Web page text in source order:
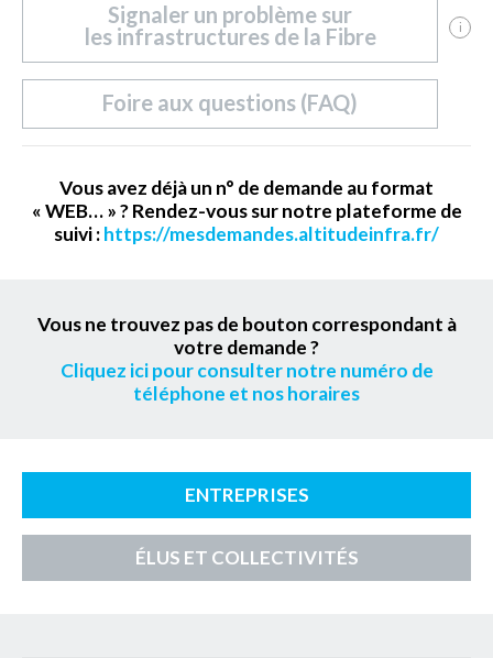
Signaler un problème sur
les infrastructures de la Fibre
i
Foire aux questions (FAQ)
Vous avez déjà un n° de demande au format
« WEB… » ?Rendez-vous sur notre plateforme de
suivi :https://mesdemandes.altitudeinfra.fr/
Vous ne trouvez pas de bouton correspondant à
votre demande ?
Cliquez ici pour consulter notre numéro de
téléphone et nos horaires
ENTREPRISES
ÉLUS ET COLLECTIVITÉS